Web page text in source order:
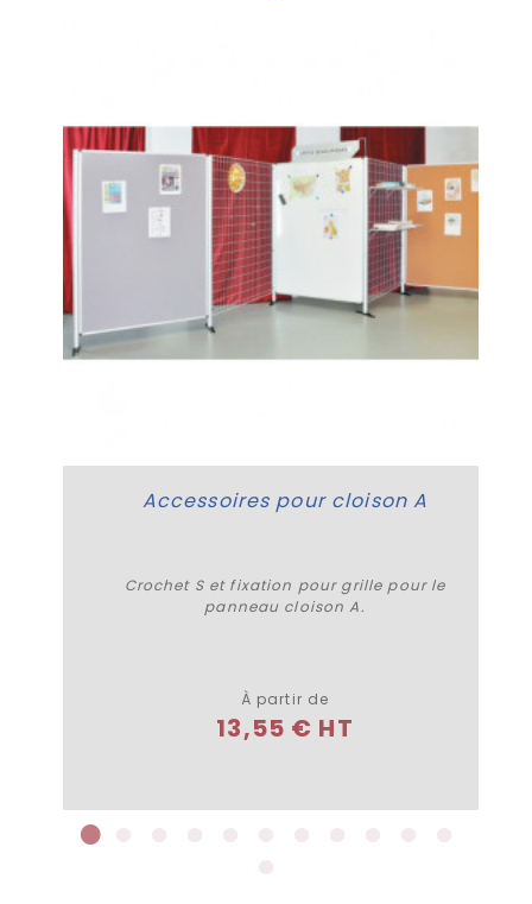
Accessoires pour cloison A
Crochet S et fixation pour grille pour le
panneau cloison A.
À partir de
13,55 € HT